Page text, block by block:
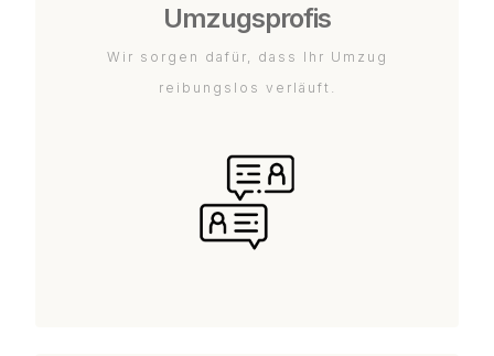
Umzugsprofis
Wir sorgen dafür, dass Ihr Umzug
reibungslos verläuft.